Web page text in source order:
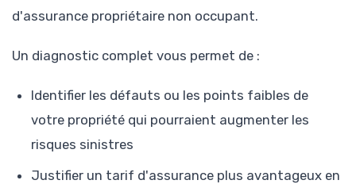
d'assurance propriétaire non occupant.
Un diagnostic complet vous permet de :
Identifier les défauts ou les points faibles de
votre propriété qui pourraient augmenter les
risques sinistres
Justifier un tarif d'assurance plus avantageux en